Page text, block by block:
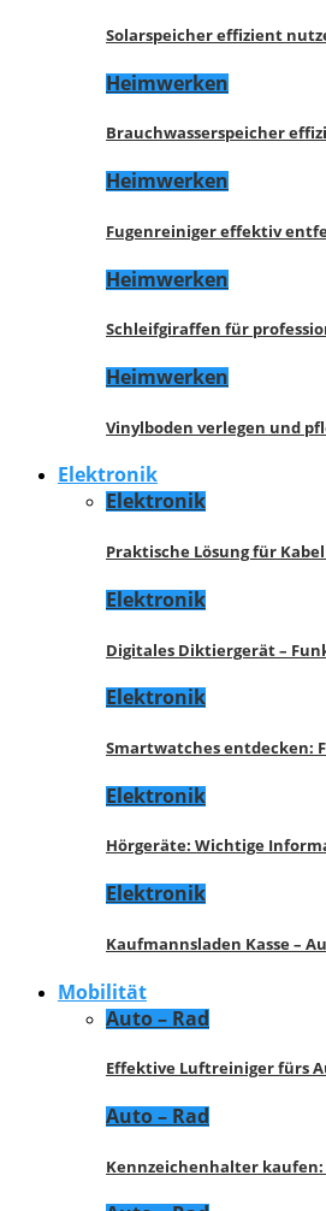
Solarspeicher effizient
Heimwerken
Brauchwasserspeicher
Heimwerken
Fugenreiniger effektiv
Heimwerken
Schleifgiraffen für
Heimwerken
Vinylboden verlegen und
Elektronik
Elektronik
Praktische Lösung für
Elektronik
Digitales Diktiergerät –
Elektronik
Smartwatches entdecken:
Elektronik
Hörgeräte: Wichtige
Elektronik
Kaufmannsladen Kasse –
Mobilität
Auto – Rad
Effektive Luftreiniger fürs
Auto – Rad
Kennzeichenhalter